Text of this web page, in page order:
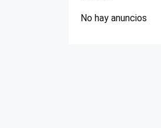
No hay anuncios